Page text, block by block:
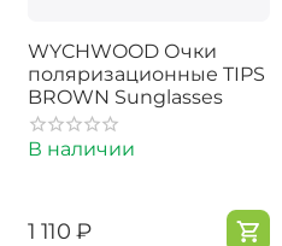
WYCHWOOD Очки
поляризационные TIPS
BROWN Sunglasses
В наличии
‍1 110‍ ₽